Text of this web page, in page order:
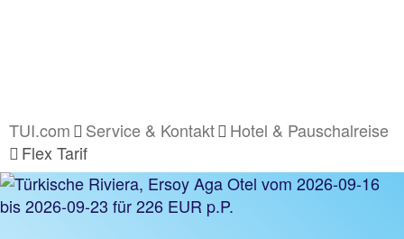
TUI.com Service & Kontakt
Hotel & Pauschalreise
Flex Tarif